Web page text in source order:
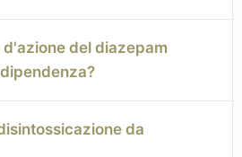
del diazepam
da